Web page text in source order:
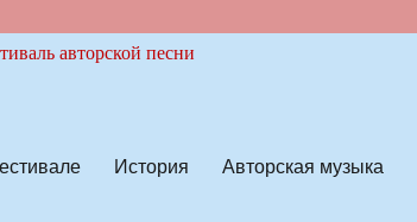
История Авторская музыка